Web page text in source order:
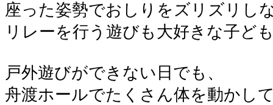
座った姿勢でおしりをズリズリし
リレーを行う遊びも大好きな子ど
戸外遊びができない日でも、
舟渡ホールでたくさん体を動かし